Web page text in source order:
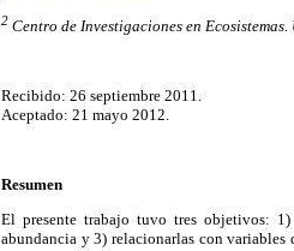
2 Centro de Investigaciones en
Recibido: 26 septiembre 2011.
Aceptado: 21 mayo 2012.
Resumen
El presente trabajo tuvo tres objetivos:
abundancia y 3) relacionarlas con variables